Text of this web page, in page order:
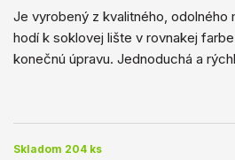
Je vyrobený z kvalitného, ​​odolného
hodí k soklovej lište v rovnakej
konečnú úpravu. Jednoduchá a
Skladom 204 ks